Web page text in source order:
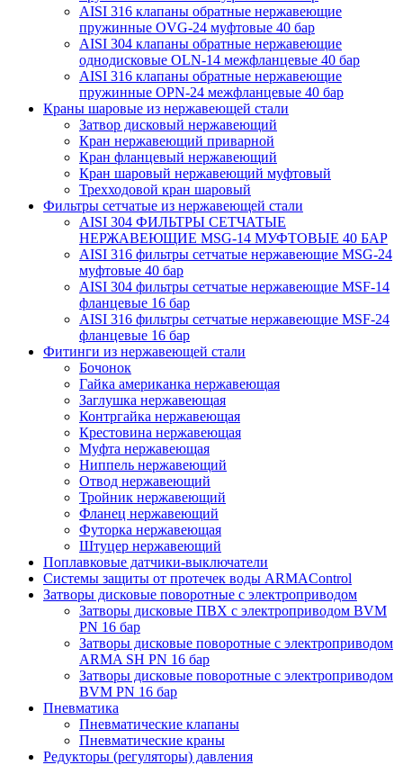
AISI 316 клапаны обратные нержавеющие
пружинные OVG-24 муфтовые 40 бар
AISI 304 клапаны обратные нержавеющие
однодисковые OLN-14 межфланцевые 40 бар
AISI 316 клапаны обратные нержавеющие
пружинные OPN-24 межфланцевые 40 бар
Краны шаровые из нержавеющей стали
Затвор дисковый нержавеющий
Кран нержавеющий приварной
Кран фланцевый нержавеющий
Кран шаровый нержавеющий муфтовый
Трехходовой кран шаровый
Фильтры сетчатые из нержавеющей стали
AISI 304 ФИЛЬТРЫ СЕТЧАТЫЕ
НЕРЖАВЕЮЩИЕ MSG-14 МУФТОВЫЕ 40 БАР
AISI 316 фильтры сетчатые нержавеющие MSG-24
муфтовые 40 бар
AISI 304 фильтры сетчатые нержавеющие MSF-14
фланцевые 16 бар
AISI 316 фильтры сетчатые нержавеющие MSF-24
фланцевые 16 бар
Фитинги из нержавеющей стали
Бочонок
Гайка американка нержавеющая
Заглушка нержавеющая
Контргайка нержавеющая
Крестовина нержавеющая
Муфта нержавеющая
Ниппель нержавеющий
Отвод нержавеющий
Тройник нержавеющий
Фланец нержавеющий
Футорка нержавеющая
Штуцер нержавеющий
Поплавковые датчики-выключатели
Системы защиты от протечек воды ARMAControl
Затворы дисковые поворотные с электроприводом
Затворы дисковые ПВХ с электроприводом BVM
PN 16 бар
Затворы дисковые поворотные с электроприводом
ARMA SH PN 16 бар
Затворы дисковые поворотные с электроприводом
BVM PN 16 бар
Пневматика
Пневматические клапаны
Пневматические краны
Редукторы (регуляторы) давления